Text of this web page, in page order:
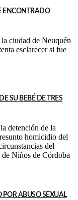
ENCONTRADO
ciudad de Neuquén
esclarecer si fue
SU BEBÉ DE TRES
detención de la
homicidio del
del
Niños de Córdoba
POR ABUSO SEXUAL